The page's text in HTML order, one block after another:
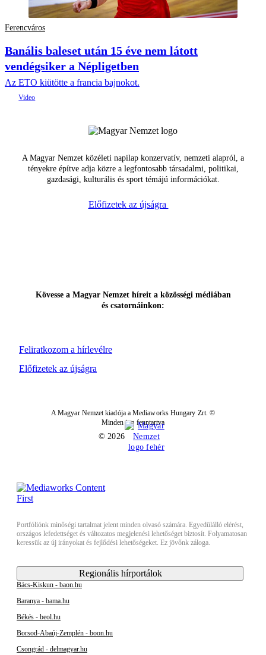
Ferencváros
Banális baleset után 15 éve nem látott
vendégsiker a Népligetben
Az ETO kiütötte a francia bajnokot.
A Magyar Nemzet közéleti napilap konzervatív, nemzeti alapról, a
tényekre építve adja közre a legfontosabb társadalmi, politikai,
gazdasági, kulturális és sport témájú információkat.
Előfizetek az újságra
Feliratkozom a hírlevélre
Kövesse a Magyar Nemzet híreit a közösségi médiában
és csatornáinkon:
Előfizetek az újságra
A Magyar Nemzet kiadója a Mediaworks Hungary Zrt. ©
Minden jog fenntartva
© 2026
Portfóliónk minőségi tartalmat jelent minden olvasó számára. Egyedülálló elérést,
országos lefedettséget és változatos megjelenési lehetőséget biztosít. Folyamatosan
keressük az új irányokat és fejlődési lehetőségeket. Ez jövőnk záloga.
Regionális hírportálok
Bács-Kiskun - baon.hu
Baranya - bama.hu
Békés - beol.hu
Borsod-Abaúj-Zemplén - boon.hu
Csongrád - delmagyar.hu